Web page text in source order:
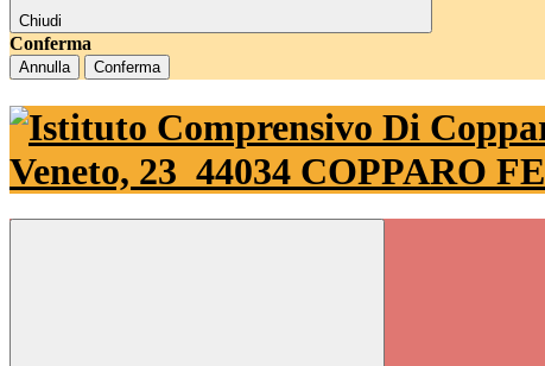
Chiudi
Conferma
Annulla Conferma
Veneto, 23 44034 COPPARO FE